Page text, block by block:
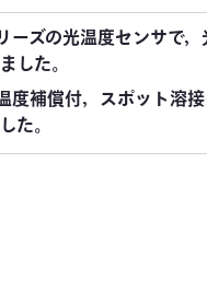
ズの光温度センサで
した。
補償付，スポット溶
た。